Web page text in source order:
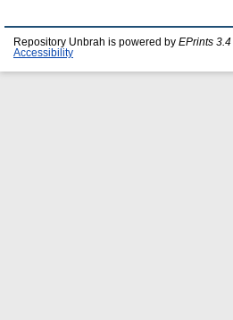
Repository Unbrah is powered by EPrints 3.4
Accessibility